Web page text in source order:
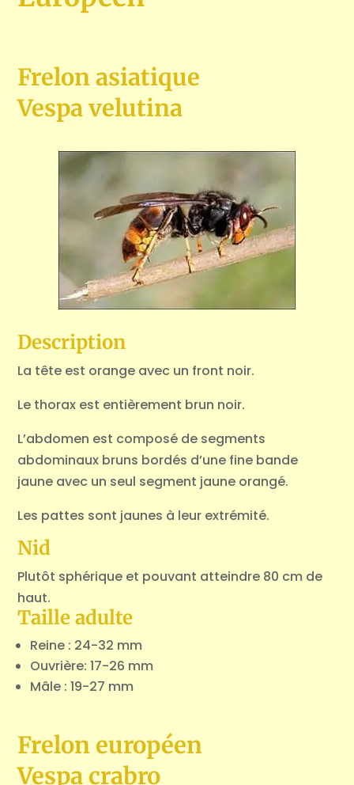
Frelon asiatique
Vespa velutina
Description
La tête est orange avec un front noir.
Le thorax est entièrement brun noir.
L’abdomen est composé de segments
abdominaux bruns bordés d’une fine bande
jaune avec un seul segment jaune orangé.
Les pattes sont jaunes à leur extrémité.
Nid
Plutôt sphérique et pouvant atteindre 80 cm de
haut.
Taille adulte
Reine : 24-32 mm
Ouvrière: 17-26 mm
Mâle : 19-27 mm
Frelon européen
Vespa crabro